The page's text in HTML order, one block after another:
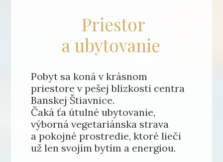
Priestor
a ubytovanie
Pobyt sa koná v krásnom
priestore v pešej blízkosti centra
Banskej Štiavnice.
Čaká ťa útulné ubytovanie,
výborná vegetariánska strava
a pokojné prostredie, ktoré lieči
už len svojím bytím a energiou.